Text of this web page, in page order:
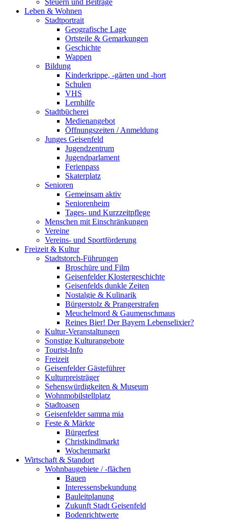
Steuern und Beiträge
Leben & Wohnen
Stadtportrait
Geografische Lage
Ortsteile & Gemarkungen
Geschichte
Wappen
Bildung
Kinderkrippe, -gärten und -hort
Schulen
VHS
Lernhilfe
Stadtbücherei
Medienangebot
Öffnungszeiten / Anmeldung
Junges Geisenfeld
Jugendzentrum
Jugendparlament
Ferienpass
Skaterplatz
Senioren
Gemeinsam aktiv
Seniorenheim
Tages- und Kurzzeitpflege
Menschen mit Einschränkungen
Vereine
Vereins- und Sportförderung
Freizeit & Kultur
Stadtstorch-Führungen
Broschüre und Film
Geisenfelder Klostergeschichte
Geisenfelds dunkle Zeiten
Nostalgie & Kulinarik
Bürgerstolz & Prangerstrafen
Meuchelmord & Gaumenschmaus
Reines Bier! Der Bayern Lebenselixier?
Kultur-Veranstaltungen
Sonstige Kulturangebote
Tourist-Info
Freizeit
Geisenfelder Gästeführer
Kulturpreisträger
Sehenswürdigkeiten & Museum
Wohnmobilstellplatz
Stadtoasen
Geisenfelder samma mia
Feste & Märkte
Bürgerfest
Christkindlmarkt
Wochenmarkt
Wirtschaft & Standort
Wohnbaugebiete / -flächen
Bauen
Interessensbekundung
Bauleitplanung
Zukunft Stadt Geisenfeld
Bodenrichtwerte